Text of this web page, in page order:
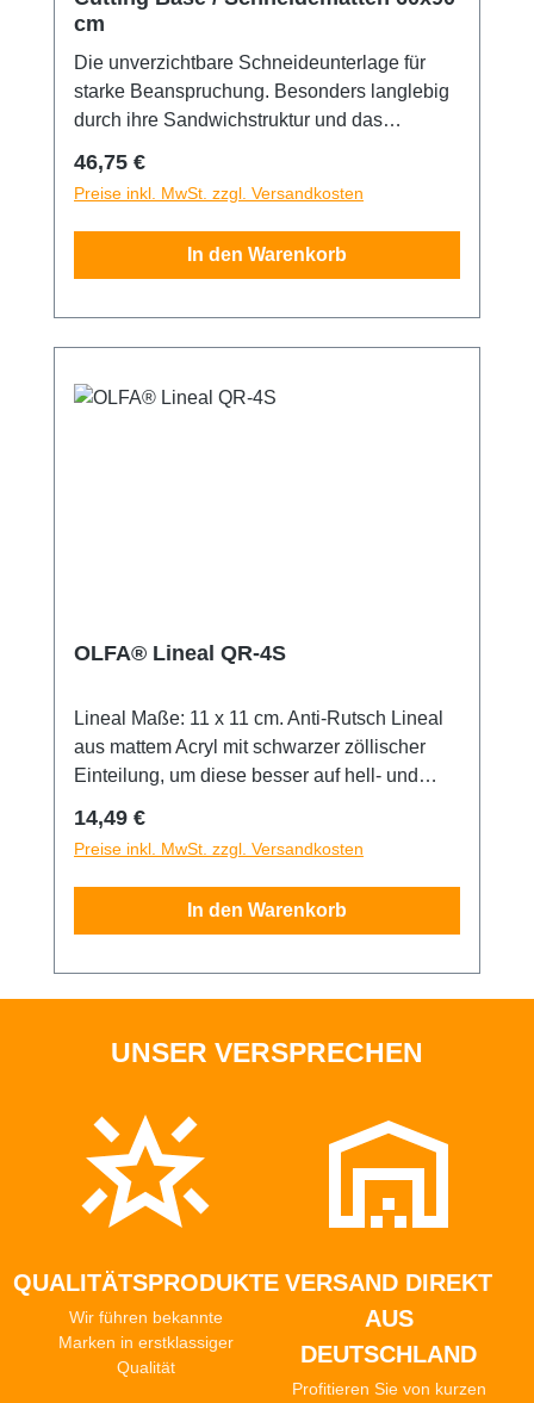
cm
Die unverzichtbare Schneideunterlage für
starke Beanspruchung. Besonders langlebig
durch ihre Sandwichstruktur und das
Die Matte ist fünfach beschichtet und mit
10/50mm Skalenaufdruck auf der
Schneidefläche versehen. Eine Seite grün,
andere schwarz. 60x90cm
Regulärer Preis:
46,75 €
Preise inkl. MwSt. zzgl. Versandkosten
In den Warenkorb
OLFA® Lineal QR-4S
Lineal Maße: 11 x 11 cm. Anti-Rutsch Lineal
aus mattem Acryl mit schwarzer zöllischer
Einteilung, um diese besser auf hell- und
Regulärer Preis:
14,49 €
Preise inkl. MwSt. zzgl. Versandkosten
In den Warenkorb
UNSER VERSPRECHEN
QUALITÄTSPRODUKTE
Wir führen bekannte
Marken in erstklassiger
Qualität
VERSAND DIREKT
AUS
DEUTSCHLAND
Profitieren Sie von kurzen